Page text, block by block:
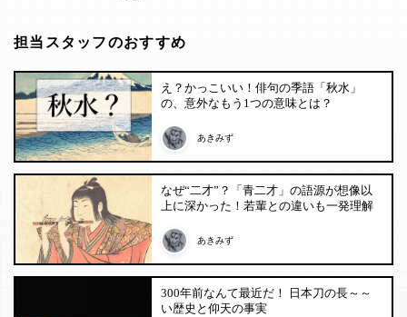
担当スタッフのおすすめ
え？かっこいい！俳句の季語「秋水」
の、意外なもう1つの意味とは？
あきみず
なぜ“二才”？「青二才」の語源が想像以
上に深かった！若輩との違いも一発理解
あきみず
300年前なんて最近だ！ 日本刀の長～～
い歴史と仰天の事実